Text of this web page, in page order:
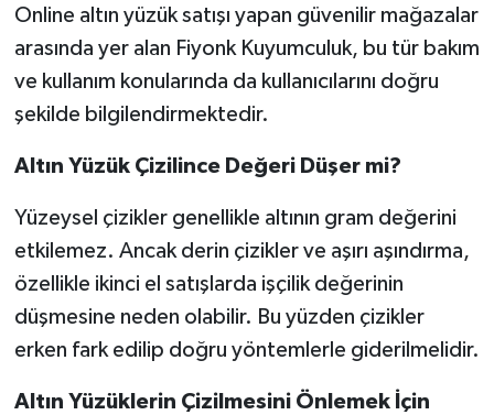
Online altın yüzük satışı yapan güvenilir mağazalar
arasında yer alan Fiyonk Kuyumculuk, bu tür bakım
ve kullanım konularında da kullanıcılarını doğru
şekilde bilgilendirmektedir.
Altın Yüzük Çizilince Değeri Düşer mi?
Yüzeysel çizikler genellikle altının gram değerini
etkilemez. Ancak derin çizikler ve aşırı aşındırma,
özellikle ikinci el satışlarda işçilik değerinin
düşmesine neden olabilir. Bu yüzden çizikler
erken fark edilip doğru yöntemlerle giderilmelidir.
Altın Yüzüklerin Çizilmesini Önlemek İçin